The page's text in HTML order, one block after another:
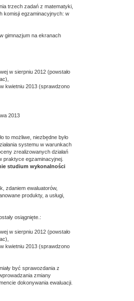
trzech zadań z matematyki,
komisji egzaminacyjnych: w
gimnazjum na ekranach
w sierpniu 2012 (powstało
kwietniu 2013 (sprawdzono
2013
to możliwe, niezbędne było
systemu w warunkach
zrealizowanych działań
praktyce egzaminacyjnej.
studium wykonalności
zdaniem ewaluatorów,
produkty, a usługi,
osiągnięte.:
w sierpniu 2012 (powstało
kwietniu 2013 (sprawdzono
być sprawozdania z
zmiany
dokonywania ewaluacji.